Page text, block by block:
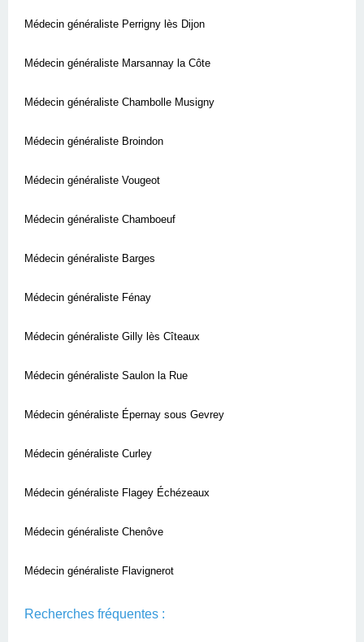
Médecin généraliste Perrigny lès Dijon
Médecin généraliste Marsannay la Côte
Médecin généraliste Chambolle Musigny
Médecin généraliste Broindon
Médecin généraliste Vougeot
Médecin généraliste Chamboeuf
Médecin généraliste Barges
Médecin généraliste Fénay
Médecin généraliste Gilly lès Cîteaux
Médecin généraliste Saulon la Rue
Médecin généraliste Épernay sous Gevrey
Médecin généraliste Curley
Médecin généraliste Flagey Échézeaux
Médecin généraliste Chenôve
Médecin généraliste Flavignerot
Recherches fréquentes :